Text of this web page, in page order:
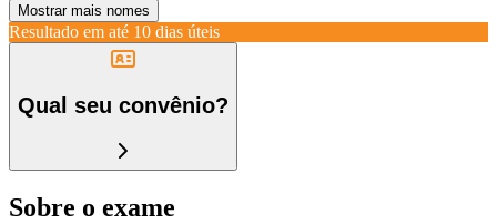
Mostrar mais nomes
Resultado em até 10 dias úteis
Qual seu convênio?
Sobre o exame